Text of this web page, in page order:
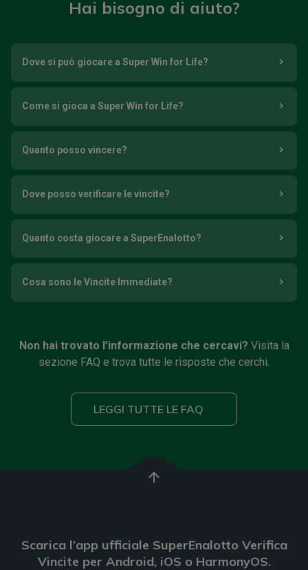
Hai bisogno di aiuto?
Dove si può giocare a Super Win for Life?
Come si gioca a Super Win for Life?
Quanto posso vincere?
Dove posso verificare le vincite?
Quanto costa giocare a SuperEnalotto?
Cosa sono le Vincite Immediate?
Non hai trovato l’informazione che cercavi? Visita la
sezione FAQ e trova tutte le risposte che cerchi.
LEGGI TUTTE LE FAQ
arrow_upward
Scarica l’app ufficiale SuperEnalotto Verifica
Vincite per Android, iOS o HarmonyOS.